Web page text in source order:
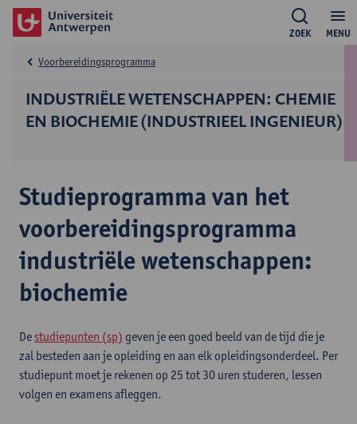
MENU
ZOEK
INDUSTRIËLE WETENSCHAPPEN: CHEMIE
EN BIOCHEMIE (INDUSTRIEEL INGENIEUR)
Voorbereidingsprogramma
Studieprogramma van het
voorbereidingsprogramma
industriële wetenschappen:
biochemie
De studiepunten (sp) geven je een goed beeld van de tijd die je
zal besteden aan je opleiding en aan elk opleidingsonderdeel. Per
studiepunt moet je rekenen op 25 tot 30 uren studeren, lessen
volgen en examens afleggen.